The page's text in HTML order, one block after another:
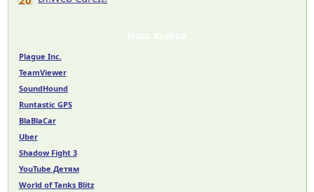
Наш выбор
Plague Inc.
TeamViewer
SoundHound
Runtastic GPS
BlaBlaCar
Uber
Shadow Fight 3
YouTube Детям
World of Tanks Blitz